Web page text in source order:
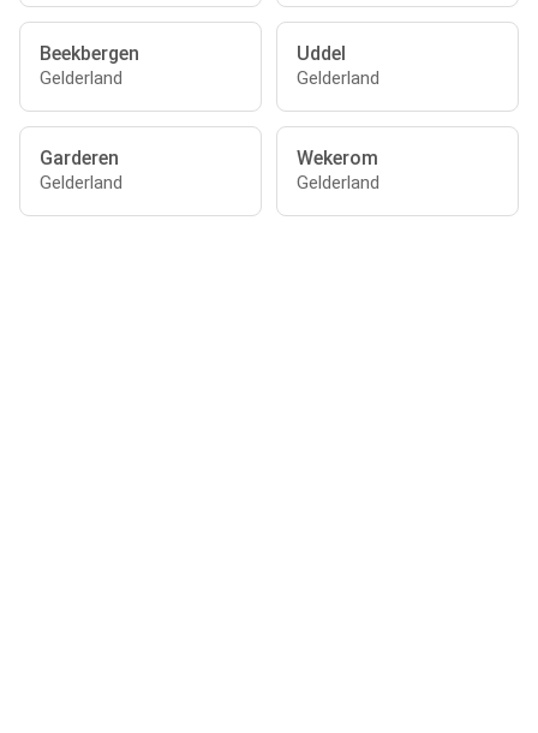
Beekbergen
Gelderland
Uddel
Gelderland
Garderen
Gelderland
Wekerom
Gelderland